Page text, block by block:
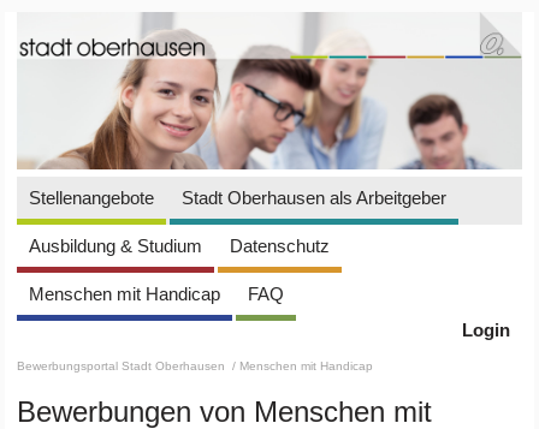
Stellenangebote Stadt Oberhausen als Arbeitgeber
Ausbildung & Studium Datenschutz
Menschen mit Handicap
FAQ
Login
Bewerbungsportal Stadt Oberhausen / Menschen mit Handicap
Bewerbungen von Menschen mit